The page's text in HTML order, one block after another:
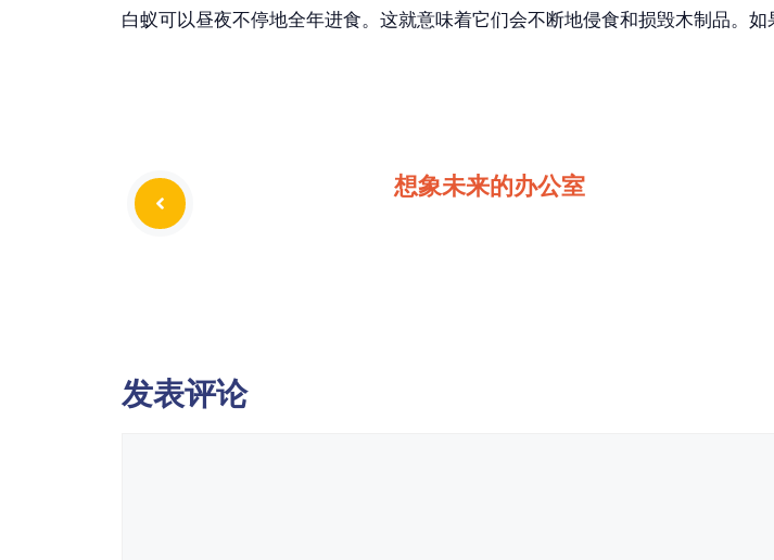
白蚁可以昼夜不停地全年进食。这就意味着它们会不断地侵食和损毁木制品。
想象未来的办公室
发表评论